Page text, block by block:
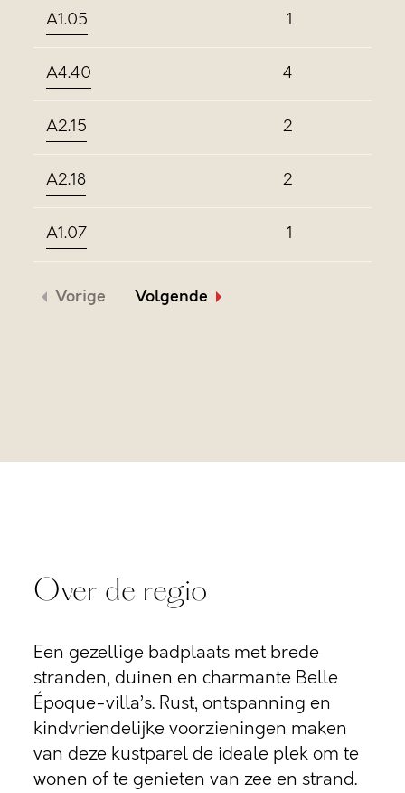
A1.05 1
A4.40 4
A2.15 2
A2.18 2
A1.07 1
Vorige Volgende
Over de regio
Een gezellige badplaats met brede
stranden, duinen en charmante Belle
Époque-villa’s. Rust, ontspanning en
kindvriendelijke voorzieningen maken
van deze kustparel de ideale plek om te
wonen of te genieten van zee en strand.